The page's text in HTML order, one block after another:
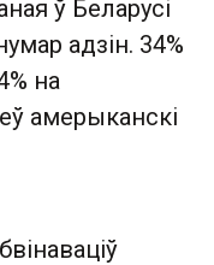
ў Беларусі
адзін. 34%
на
амерыканскі